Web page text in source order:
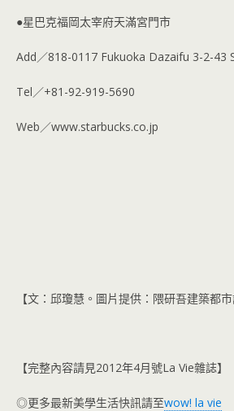
●星巴克福岡太宰府天滿宮門市
Add／818-0117 Fukuoka Dazaifu 3-2-43
Tel／+81-92-919-5690
Web／www.starbucks.co.jp
【文：邱瓊慧。圖片提供：隈研吾建築都市
【完整內容請見2012年4月號La Vie雜誌】
◎更多最新美學生活快訊請至wow! la vie